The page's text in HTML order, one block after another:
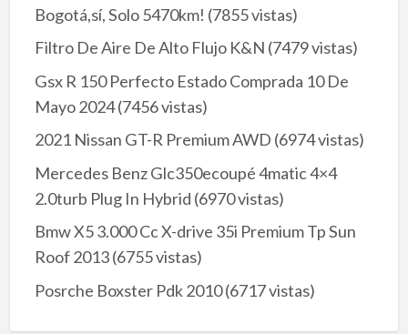
Bogotá,sí, Solo 5470km! (7855 vistas)
Filtro De Aire De Alto Flujo K&N (7479 vistas)
Gsx R 150 Perfecto Estado Comprada 10 De
Mayo 2024(7456 vistas)
2021 Nissan GT-R Premium AWD (6974 vistas)
Mercedes Benz Glc350ecoupé 4matic 4×4
2.0turb Plug In Hybrid (6970 vistas)
Bmw X5 3.000 Cc X-drive 35i Premium Tp Sun
Roof 2013(6755 vistas)
Posrche Boxster Pdk 2010(6717 vistas)